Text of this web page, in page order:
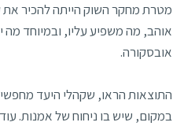
מטרת מחקר השוק הייתה להכיר את
אוהב, מה משפיע עליו, ובמיוחד
אובסקורה.
התוצאות הראו, שקהלי היעד
במקום, שיש בו ניחוח של אמנות.